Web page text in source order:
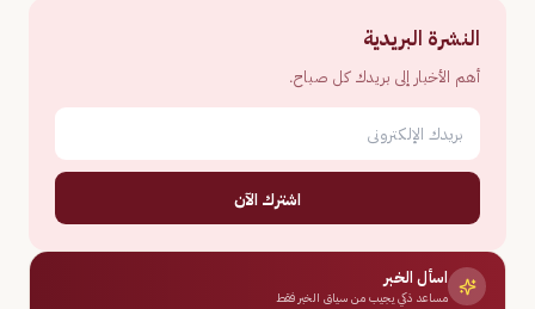
النشرة البريدية
أهم الأخبار إلى بريدك كل صباح.
اشترك الآن
اسأل الخبر
مساعد ذكي يجيب من سياق الخبر فقط